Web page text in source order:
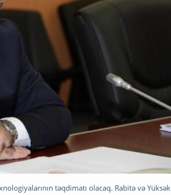
təqdimatı olacaq. Rabitə və Yüksək